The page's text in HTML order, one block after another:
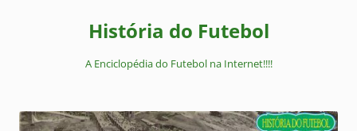
História do Futebol
A Enciclopédia do Futebol na Internet!!!!